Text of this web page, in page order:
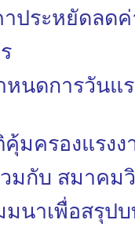
าประหยัดลด
หนดการวันแ
มครองแรงง
มกับ สมาคม
นาเพื่อสรุปบ